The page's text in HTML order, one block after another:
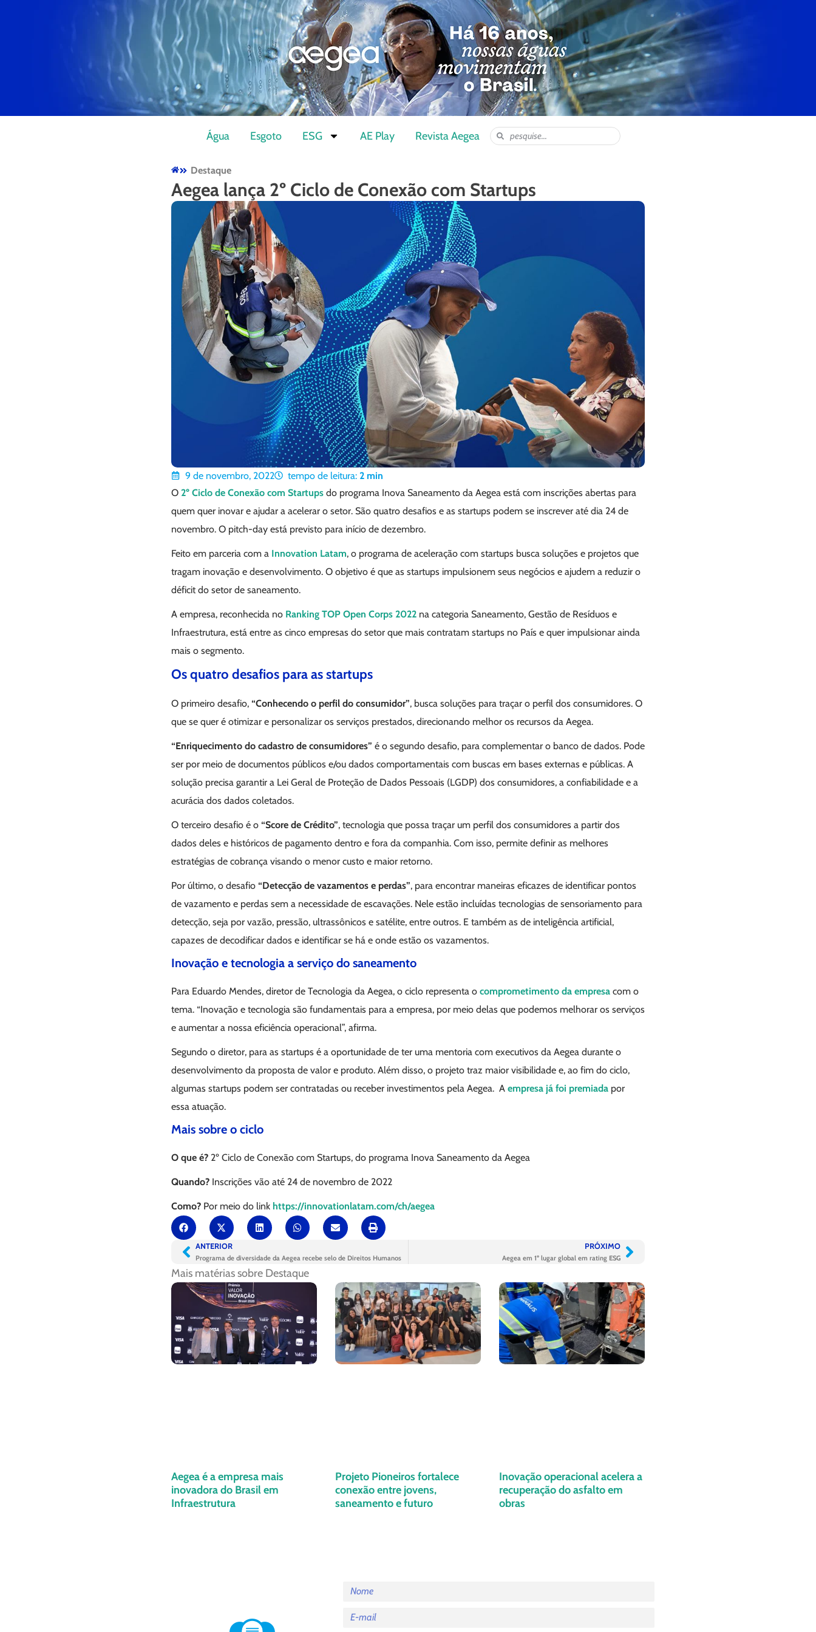
Água Esgoto ESG AE Play Revista Aegea
Destaque
Aegea lança 2º Ciclo de Conexão com Startups
9 de novembro, 2022 tempo de leitura: 2 min
O 2º Ciclo de Conexão com Startups do programa Inova Saneamento da Aegea está com inscrições abertas para
quem quer inovar e ajudar a acelerar o setor. São quatro desafios e as startups podem se inscrever até dia 24 de
novembro. O pitch-day está previsto para início de dezembro.
Feito em parceria com a Innovation Latam, o programa de aceleração com startups busca soluções e projetos que
tragam inovação e desenvolvimento. O objetivo é que as startups impulsionem seus negócios e ajudem a reduzir o
déficit do setor de saneamento.
A empresa, reconhecida no Ranking TOP Open Corps 2022 na categoria Saneamento, Gestão de Resíduos e
Infraestrutura, está entre as cinco empresas do setor que mais contratam startups no País e quer impulsionar ainda
mais o segmento.
Os quatro desafios para as startups
O primeiro desafio, “Conhecendo o perfil do consumidor”, busca soluções para traçar o perfil dos consumidores. O
que se quer é otimizar e personalizar os serviços prestados, direcionando melhor os recursos da Aegea.
“Enriquecimento do cadastro de consumidores” é o segundo desafio, para complementar o banco de dados. Pode
ser por meio de documentos públicos e/ou dados comportamentais com buscas em bases externas e públicas. A
solução precisa garantir a Lei Geral de Proteção de Dados Pessoais (LGDP) dos consumidores, a confiabilidade e a
acurácia dos dados coletados.
O terceiro desafio é o “Score de Crédito”, tecnologia que possa traçar um perfil dos consumidores a partir dos
dados deles e históricos de pagamento dentro e fora da companhia. Com isso, permite definir as melhores
estratégias de cobrança visando o menor custo e maior retorno.
Por último, o desafio “Detecção de vazamentos e perdas”, para encontrar maneiras eficazes de identificar pontos
de vazamento e perdas sem a necessidade de escavações. Nele estão incluídas tecnologias de sensoriamento para
detecção, seja por vazão, pressão, ultrassônicos e satélite, entre outros. E também as de inteligência artificial,
capazes de decodificar dados e identificar se há e onde estão os vazamentos.
Inovação e tecnologia a serviço do saneamento
Para Eduardo Mendes, diretor de Tecnologia da Aegea, o ciclo representa o comprometimento da empresa com o
tema. “Inovação e tecnologia são fundamentais para a empresa, por meio delas que podemos melhorar os serviços
e aumentar a nossa eficiência operacional”, afirma.
Segundo o diretor, para as startups é a oportunidade de ter uma mentoria com executivos da Aegea durante o
desenvolvimento da proposta de valor e produto. Além disso, o projeto traz maior visibilidade e, ao fim do ciclo,
algumas startups podem ser contratadas ou receber investimentos pela Aegea. A empresa já foi premiada por
essa atuação.
Mais sobre o ciclo
O que é? 2º Ciclo de Conexão com Startups, do programa Inova Saneamento da Aegea
Quando? Inscrições vão até 24 de novembro de 2022
Como? Por meio do link https://innovationlatam.com/ch/aegea
ANTERIOR
Programa de diversidade da Aegea recebe selo de Direitos Humanos
PRÓXIMO
Aegea em 1º lugar global em rating ESG
Mais matérias sobre Destaque
Aegea é a empresa mais
inovadora do Brasil em
Infraestrutura
Projeto Pioneiros fortalece
conexão entre jovens,
saneamento e futuro
Inovação operacional acelera a
recuperação do asfalto em
obras